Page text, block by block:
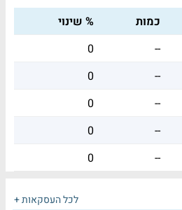
כמות
% שינוי
--
0
--
0
--
0
--
0
--
0
לכל העסקאות +